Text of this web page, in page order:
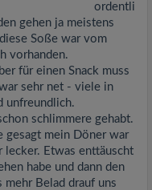
ordentli
gehen ja meistens
Soße war vom
vorhanden.
für einen Snack muss
sehr net - viele in
unfreundlich.
schlimmere gehabt.
gesagt mein Döner war
lecker. Etwas enttäuscht
habe und dann den
Belad drauf uns